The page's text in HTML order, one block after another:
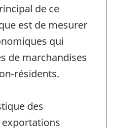
de ce
est de mesurer
qui
de marchandises
résidents.
des